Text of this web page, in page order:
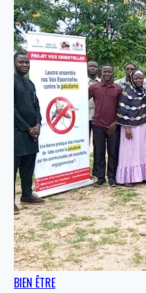
BIEN ÊTRE